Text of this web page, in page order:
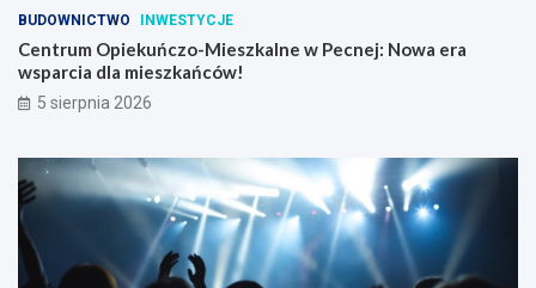
BUDOWNICTWO INWESTYCJE
Centrum Opiekuńczo-Mieszkalne w Pecnej: Nowa era
wsparcia dla mieszkańców!
5 sierpnia 2026